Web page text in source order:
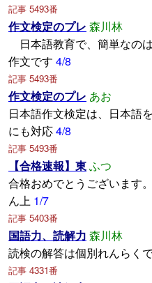
記事 5493番
作文検定のプレ 森川林
日本語教育で、簡単なの
作文です 4/8
記事 5493番
作文検定のプレ あお
日本語作文検定は、日本語
にも対応4/8
記事 5493番
【合格速報】東ふつ
合格おめでとうございます
ん上 1/7
記事 5403番
国語力、読解力 森川林
読検の解答は個別れんらく
記事 4331番